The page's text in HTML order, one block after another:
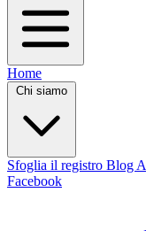
Home
Chi siamo
Sfoglia il registro Blog
Facebook